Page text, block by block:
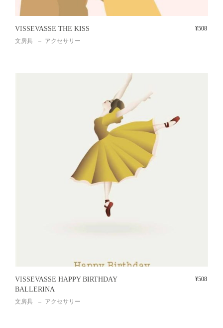
VISSEVASSE THE KISS
文房具 アクセサリー
¥508
VISSEVASSE HAPPY BIRTHDAY
BALLERINA
文房具 アクセサリー
¥508